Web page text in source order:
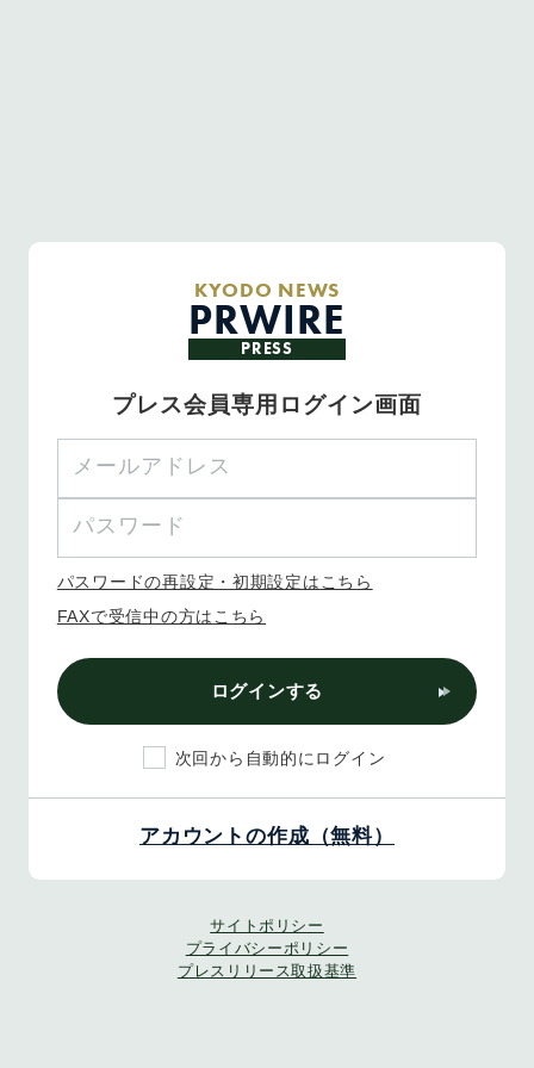
KYODO NEWS
PRWIRE
PRESS
プレス会員専用ログイン画面
パスワードの再設定・初期設定はこちら
FAXで受信中の方はこちら
ログインする
次回から自動的にログイン
アカウントの作成（無料）
サイトポリシー
プライバシーポリシー
プレスリリース取扱基準